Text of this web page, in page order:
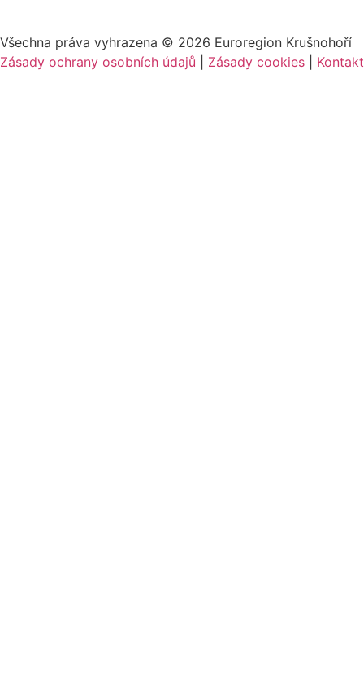
Všechna práva vyhrazena © 2026 Euroregion Krušnohoří
Zásady ochrany osobních údajů
Zásady cookies​ Kontakt​